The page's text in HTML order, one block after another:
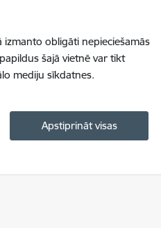
obligāti nepieciešamās
šajā vietnē var tikt
mediju sīkdatnes.
Apstiprināt visas